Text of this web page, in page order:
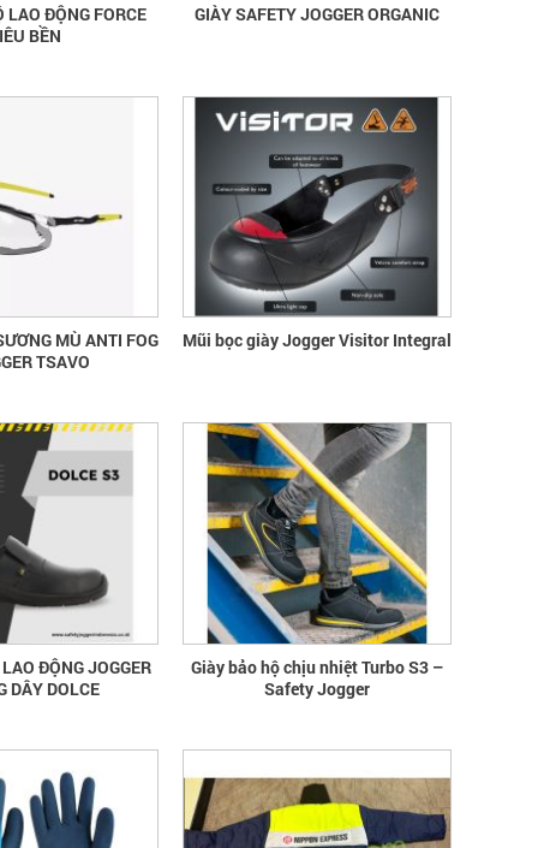
LAO ĐỘNG FORCE
BỀN
GIÀY SAFETY JOGGER ORGANIC
MÙ ANTI FOG
TSAVO
Mũi bọc giày Jogger Visitor Integral
ĐỘNG JOGGER
DÂY DOLCE
Giày bảo hộ chịu nhiệt Turbo S3 –
Safety Jogger